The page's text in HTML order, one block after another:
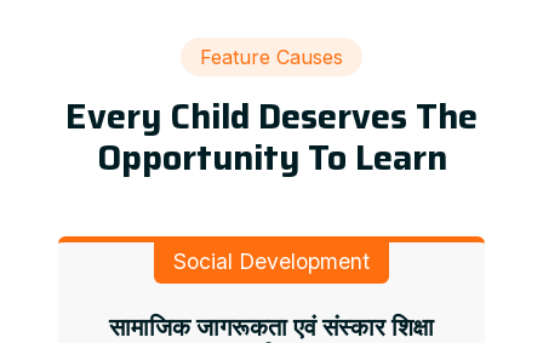
Feature Causes
Every Child Deserves The
Opportunity To Learn
Social Development
सामाजिक जागरूकता एवं संस्कार शिक्षा